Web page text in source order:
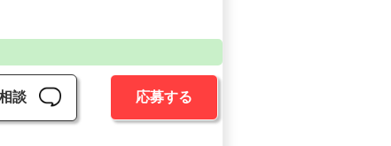
談 応募する